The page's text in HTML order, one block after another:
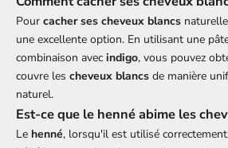
Pour cacher ses cheveux blancs
une excellente option. En utilisant une
combinaison avec indigo, vous pouvez
couvre les cheveux blancs de manière
naturel.
Est-ce que le henné abime les
Le henné, lorsqu'il est utilisé